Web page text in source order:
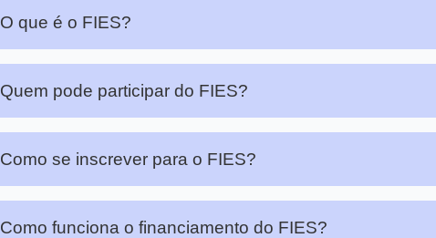
O que é o FIES?
Quem pode participar do FIES?
Como se inscrever para o FIES?
Como funciona o financiamento do FIES?